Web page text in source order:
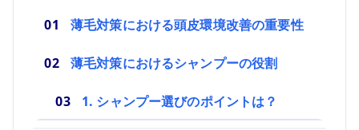
薄毛対策における頭皮環境改善の重要性
薄毛対策におけるシャンプーの役割
1. シャンプー選びのポイントは？